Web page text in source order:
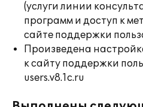
(услуги линии
программ и доступ к
сайте поддержки
Произведена
к сайту поддержки
users.v8.1c.ru